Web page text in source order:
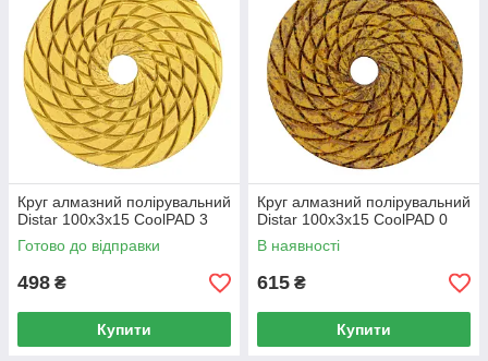
Круг алмазний полірувальний
Distar 100x3x15 CoolPAD 3
Готово до відправки
498 ₴
Купити
Круг алмазний полірувальний
Distar 100x3x15 CoolPAD 0
В наявності
615 ₴
Купити